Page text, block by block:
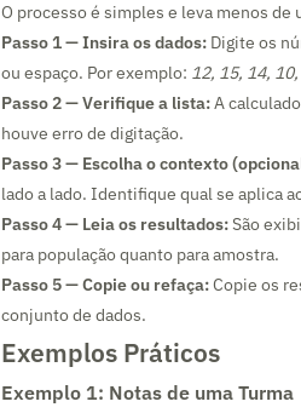
O processo é simples e leva menos de
Passo 1 — Insira os dados: Digite os
ou espaço. Por exemplo: 12, 15, 14,
Passo 2 — Verifique a lista:A
houve erro de digitação.
Passo 3 — Escolha o contexto
lado a lado. Identifique qual se aplica
Passo 4 — Leia os resultados:São
para população quanto para amostra.
Passo 5 — Copie ou refaça:Copie os
conjunto de dados.
Exemplos Práticos
Exemplo 1: Notas de uma Turma